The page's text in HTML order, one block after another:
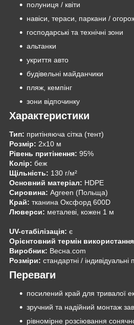
полуниця / квіти
навіси, тераси, паркани /
господарські та технічні зони
альтанки
укриття авто
будівельні майданчики
пляж, кемпінг
зони відпочинку
Характеристики
Тип: притіняюча сітка (тент)
Розмір: 2х10 м
Рівень притінення: 95%
Колір: беж
Щільність: 130 г/м²
Основний матеріал: HDPE
Сировина: Agreen (Польща)
Край: тканина Оксфорд 600D
Люверси: металеві, кожен 1 м
UV-стабілізація: є
Орієнтовний термін
Виробник: Весна.com
Розміри: стандартні /
Переваги
посилений край для тривалої
зручний та надійний монтаж
рівномірне розсіювання